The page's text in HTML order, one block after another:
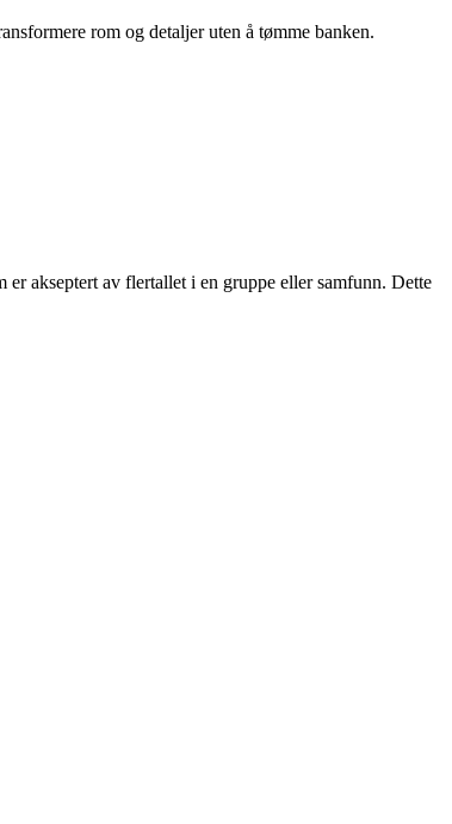
rom og detaljer uten å tømme banken.
er akseptert av flertallet i en gruppe eller samfunn. Dette